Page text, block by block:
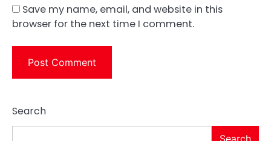
Save my name, email, and website in this
browser for the next time I comment.
Search